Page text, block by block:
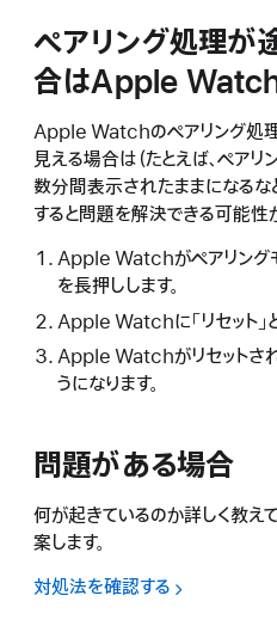
ペアリング処理が
合はApple Watch
Apple Watchのペアリング処理
見える場合は（たとえば、ペアリ
数分間表示されたままになるな
すると問題を解決できる可能性
Apple Watchがペアリング
を長押しします。
Apple Watchに「リセット」
Apple Watchがリセットされ
うになります。
問題がある場合
何が起きているのか詳しく教え
案します。
対処法を確認する